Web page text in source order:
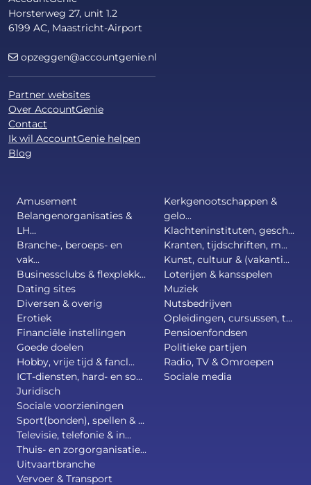
Horsterweg 27, unit 1.2
6199 AC, Maastricht-Airport
opzeggen@accountgenie.nl
Partner websites
Over AccountGenie
Contact
Ik wil AccountGenie helpen
Blog
Amusement
Belangenorganisaties &
LH...
Branche-, beroeps- en
vak...
Businessclubs & flexplekk...
Dating sites
Diversen & overig
Erotiek
Financiële instellingen
Goede doelen
Hobby, vrije tijd & fancl...
ICT-diensten, hard- en so...
Juridisch
Kerkgenootschappen &
gelo...
Klachteninstituten, gesch...
Kranten, tijdschriften, m...
Kunst, cultuur & (vakanti...
Loterijen & kansspelen
Muziek
Nutsbedrijven
Opleidingen, cursussen, t...
Pensioenfondsen
Politieke partijen
Radio, TV & Omroepen
Sociale media
Sociale voorzieningen
Sport(bonden), spellen & ...
Televisie, telefonie & in...
Thuis- en zorgorganisatie...
Uitvaartbranche
Vervoer & Transport